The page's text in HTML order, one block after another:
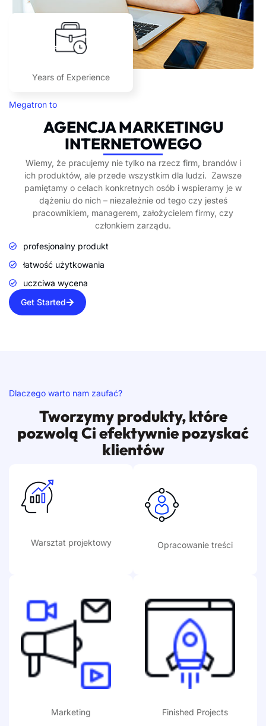
Years of Experience
Megatron to
AGENCJA MARKETINGU
INTERNETOWEGO
Wiemy, że pracujemy nie tylko na rzecz firm, brandów i
ich produktów, ale przede wszystkim dla ludzi. Zawsze
pamiętamy o celach konkretnych osób i wspieramy je w
dążeniu do nich – niezależnie od tego czy jesteś
pracownikiem, managerem, założycielem firmy, czy
członkiem zarządu.
profesjonalny produkt
łatwość użytkowania
uczciwa wycena
Get Started
Dlaczego warto nam zaufać?
Tworzymy produkty, które
pozwolą Ci efektywnie pozyskać
klientów
Warsztat projektowy Opracowanie treści
Marketing Finished Projects